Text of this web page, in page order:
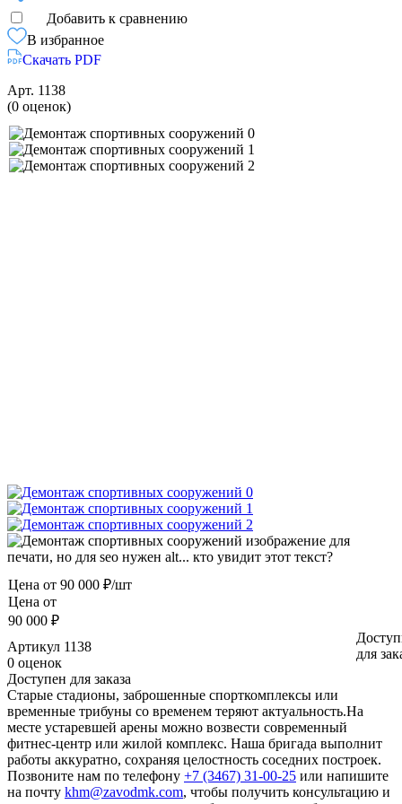
Добавить к сравнению
В избранное
Скачать PDF
Арт. 1138
(0 оценок)
Цена от 90 000 ₽/шт
Цена от
90 000 ₽
для
Артикул 1138
0 оценок
Доступен для заказа
Старые стадионы, заброшенные спорткомплексы или
временные трибуны со временем теряют актуальность.На
месте устаревшей арены можно возвести современный
фитнес-центр или жилой комплекс. Наша бригада выполнит
работы аккуратно, сохраняя целостность соседних построек.
Позвоните нам по телефону +7 (3467) 31-00-25 или напишите
на почту khm@zavodmk.com, чтобы получить консультацию и